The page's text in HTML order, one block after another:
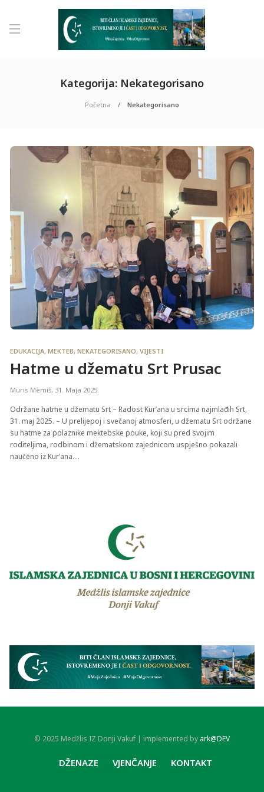
Kategorija: Nekategorisano
Početna Nekategorisano
EDUKACIJA, MEKTEB, NEKATEGORISANO, VIJESTI
Hatme u džematu Srt Prusac
Muris Memiš, 31. Maja 2025.
Održane hatme u džematu Srt – Radost Kur’ana u srcima najmlađih Srt,
31. maj 2025. – U prelijepoj i svečanoj atmosferi, u džematu Srt održane
su hatme za polaznike mektebske pouke, koji su pred svojim
roditeljima, rodbinom i džematskom zajednicom uspješno pokazali
naučeno iz Kur’ana....
© 2025 Medžlis IZ Donji Vakuf | implemented by ark@DEV
DŽENAZE VJENČANJE KONTAKT